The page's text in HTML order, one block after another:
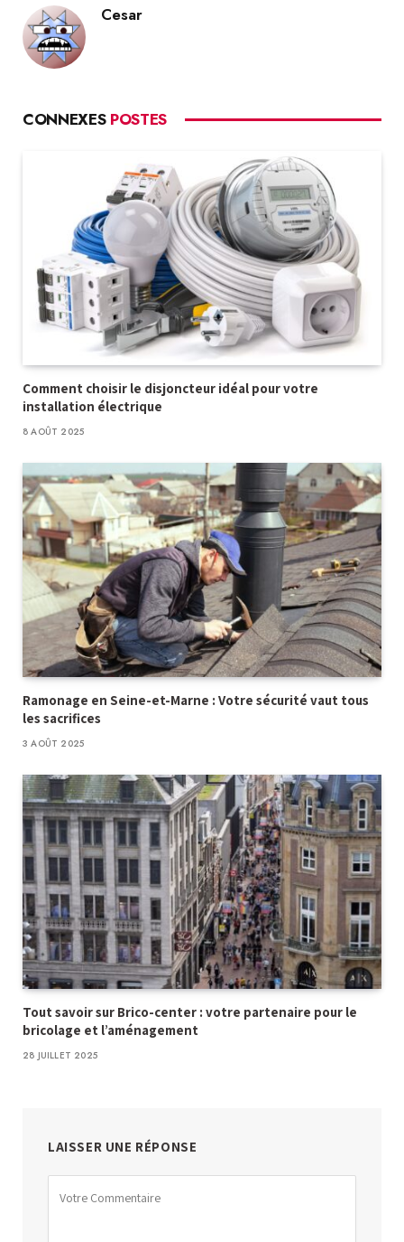
Cesar
CONNEXES POSTES
Comment choisir le disjoncteur idéal pour votre
installation électrique
8 AOÛT 2025
Ramonage en Seine-et-Marne : Votre sécurité vaut tous
les sacrifices
3 AOÛT 2025
Tout savoir sur Brico-center : votre partenaire pour le
bricolage et l’aménagement
28 JUILLET 2025
LAISSER UNE RÉPONSE